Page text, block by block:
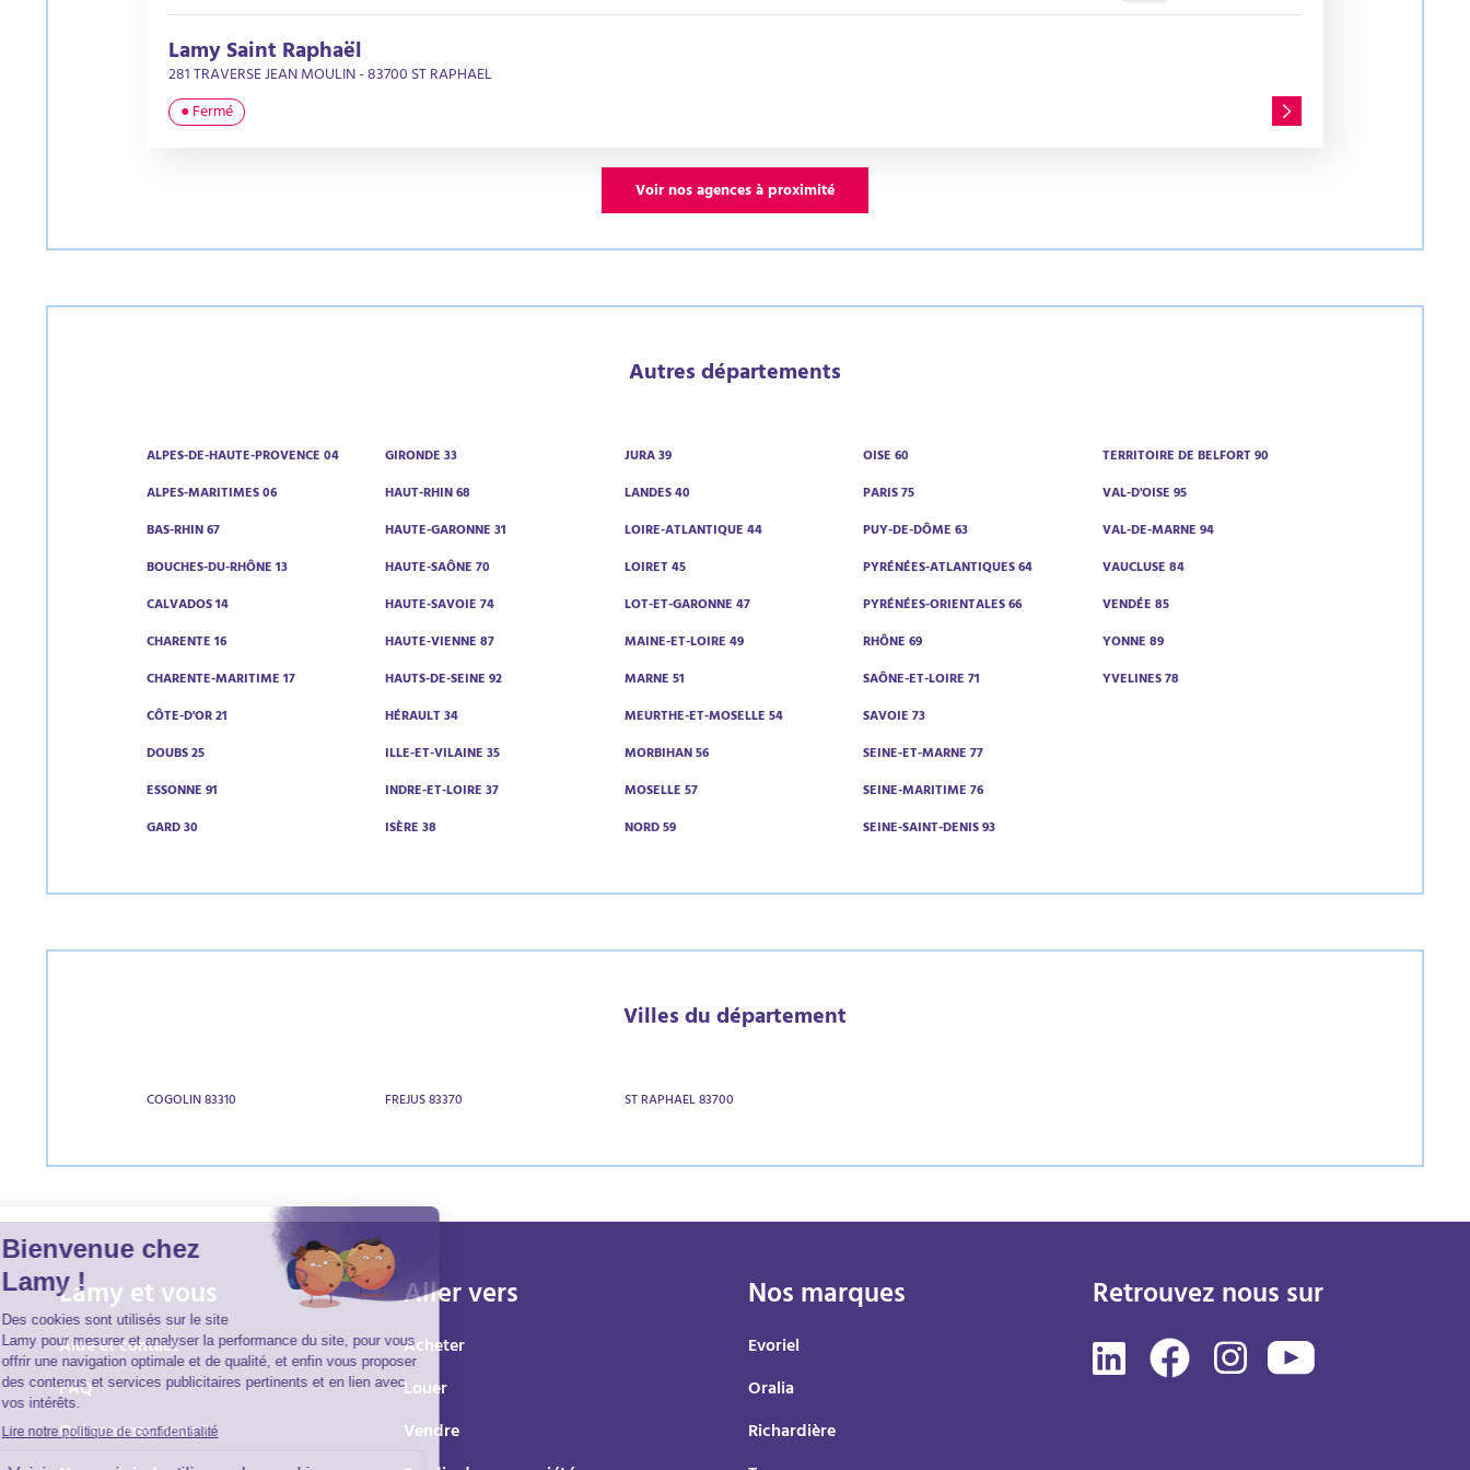
Lamy Saint Raphaël
281 TRAVERSE JEAN MOULIN - 83700 ST RAPHAEL
● Fermé
Voir nos agences à proximité
Autres départements
ALPES-DE-HAUTE-PROVENCE 04
ALPES-MARITIMES 06
BAS-RHIN 67
BOUCHES-DU-RHÔNE 13
CALVADOS 14
CHARENTE 16
CHARENTE-MARITIME 17
CÔTE-D'OR 21
DOUBS 25
ESSONNE 91
GARD 30
GIRONDE 33
HAUT-RHIN 68
HAUTE-GARONNE 31
HAUTE-SAÔNE 70
HAUTE-SAVOIE 74
HAUTE-VIENNE 87
HAUTS-DE-SEINE 92
HÉRAULT 34
ILLE-ET-VILAINE 35
INDRE-ET-LOIRE 37
ISÈRE 38
JURA 39
LANDES 40
LOIRE-ATLANTIQUE 44
LOIRET 45
LOT-ET-GARONNE 47
MAINE-ET-LOIRE 49
MARNE 51
MEURTHE-ET-MOSELLE 54
MORBIHAN 56
MOSELLE 57
NORD 59
OISE 60
PARIS 75
PUY-DE-DÔME 63
PYRÉNÉES-ATLANTIQUES 64
PYRÉNÉES-ORIENTALES 66
RHÔNE 69
SAÔNE-ET-LOIRE 71
SAVOIE 73
SEINE-ET-MARNE 77
SEINE-MARITIME 76
SEINE-SAINT-DENIS 93
TERRITOIRE DE BELFORT 90
VAL-D'OISE 95
VAL-DE-MARNE 94
VAUCLUSE 84
VENDÉE 85
YONNE 89
YVELINES 78
Villes du département
COGOLIN 83310 FREJUS 83370 ST RAPHAEL 83700
Lamy et vous
Aide et contact
FAQ
Qui sommes-nous ?
Aller vers
Acheter
Louer
Vendre
Nos marques
Evoriel
Oralia
Richardière
Retrouvez nous sur